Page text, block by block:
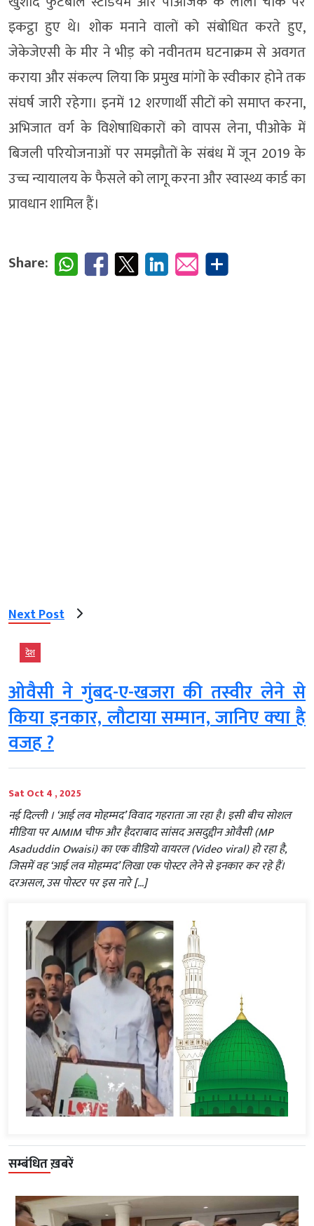
इकट्ठा हुए थे। शोक मनाने वालों को संबोधित करते हुए,
जेकेजेएसी के मीर ने भीड़ को नवीनतम घटनाक्रम से अवगत
कराया और संकल्प लिया कि प्रमुख मांगों के स्वीकार होने तक
संघर्ष जारी रहेगा। इनमें 12 शरणार्थी सीटों को समाप्त करना,
अभिजात वर्ग के विशेषाधिकारों को वापस लेना, पीओके में
बिजली परियोजनाओं पर समझौतों के संबंध में जून 2019 के
उच्च न्यायालय के फैसले को लागू करना और स्वास्थ्य कार्ड का
प्रावधान शामिल हैं।
Share:
Next Post
देश
ओवैसी ने गुंबद-ए-खजरा की तस्वीर लेने से
किया इनकार, लौटाया सम्मान, जानिए क्‍या है
वजह ?
Sat Oct 4 , 2025
नई दिल्‍ली । ‘आई लव मोहम्मद’ विवाद गहराता जा रहा है। इसी बीच सोशल
मीडिया पर AIMIM चीफ और हैदराबाद सांसद असदुद्दीन ओवैसी (MP
Asaduddin Owaisi) का एक वीडियो वायरल (Video viral) हो रहा है,
जिसमें वह ‘आई लव मोहम्मद’ लिखा एक पोस्टर लेने से इनकार कर रहे हैं।
दरअसल, उस पोस्टर पर इस नारे […]
सम्बंधित ख़बरें